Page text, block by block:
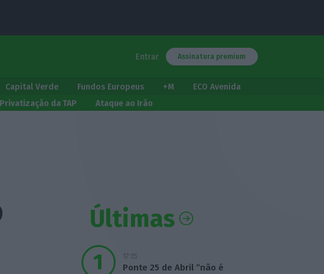
Entrar Assinatura premium
Capital Verde Fundos Europeus +M
ECO Avenida
Privatização da TAP Ataque ao Irão
Últimas
17:15
Ponte 25 de Abril “não é